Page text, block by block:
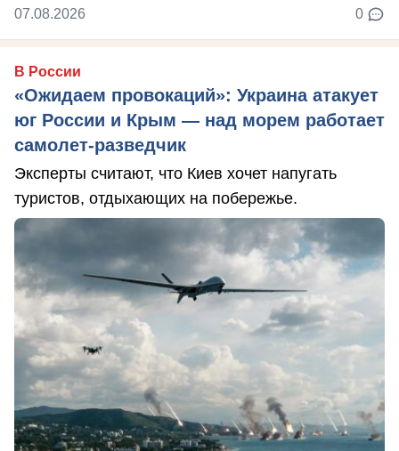
07.08.2026 0
В России
«Ожидаем провокаций»: Украина атакует
юг России и Крым — над морем работает
самолет-разведчик
Эксперты считают, что Киев хочет напугать
туристов, отдыхающих на побережье.